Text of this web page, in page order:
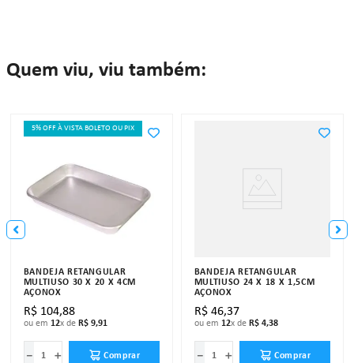
Quem viu, viu também:
5% OFF À VISTA BOLETO OU PIX
BANDEJA RETANGULAR
MULTIUSO 30 X 20 X 4CM
AÇONOX
R$ 104,88
ou em 12x de R$ 9,91
＋
－ Comprar
BANDEJA RETANGULAR
MULTIUSO 24 X 18 X 1,5CM
AÇONOX
R$ 46,37
ou em 12x de R$ 4,38
＋
－ Comprar